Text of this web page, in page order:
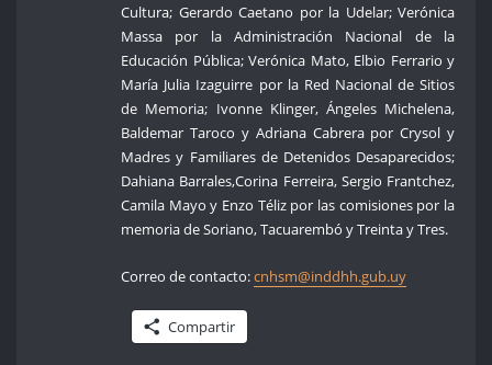
Cultura; Gerardo Caetano por la Udelar; Verónica
Massa por la Administración Nacional de la
Educación Pública; Verónica Mato, Elbio Ferrario y
María Julia Izaguirre por la Red Nacional de Sitios
de Memoria; Ivonne Klinger, Ángeles Michelena,
Baldemar Taroco y Adriana Cabrera por Crysol y
Madres y Familiares de Detenidos Desaparecidos;
Dahiana Barrales,Corina Ferreira, Sergio Frantchez,
Camila Mayo y Enzo Téliz por las comisiones por la
memoria de Soriano, Tacuarembó y Treinta y Tres.
Correo de contacto:cnhsm@inddhh.gub.uy
Compartir